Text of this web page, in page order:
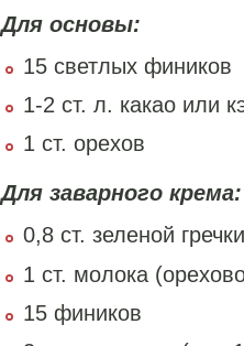
Для основы:
15 светлых фиников
1-2 ст. л. какао или
1 ст. орехов
Для заварного крема:
0,8 ст. зеленой гречки
1 ст. молока
15 фиников